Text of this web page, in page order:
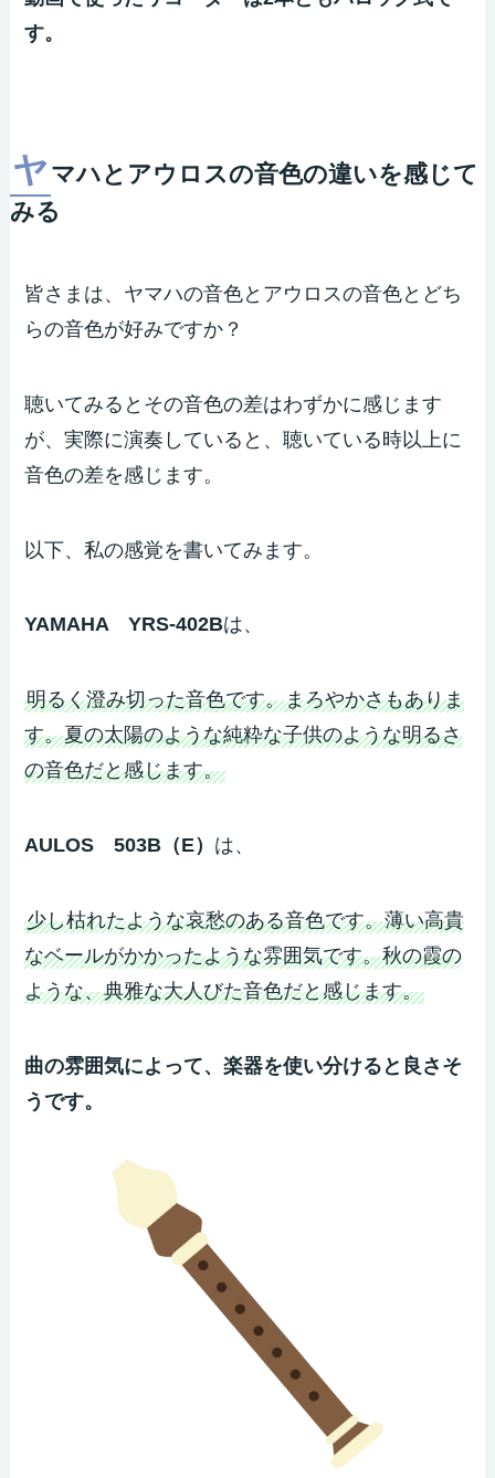
す。
ヤ マハとアウロスの音色の違いを感じて
みる
皆さまは、ヤマハの音色とアウロスの音色とどち
らの音色が好みですか？
聴いてみるとその音色の差はわずかに感じます
が、実際に演奏していると、聴いている時以上に
音色の差を感じます。
以下、私の感覚を書いてみます。
YAMAHA YRS-402Bは、
明るく澄み切った音色です。まろやかさもありま
す。夏の太陽のような純粋な子供のような明るさ
の音色だと感じます。
AULOS 503B（E） は、
少し枯れたような哀愁のある音色です。薄い高貴
なベールがかかったような雰囲気です。秋の霞の
ような、典雅な大人びた音色だと感じます。
曲の雰囲気によって、楽器を使い分けると良さそ
うです。